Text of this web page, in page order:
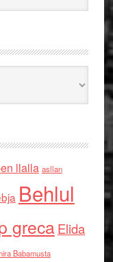
llalla asllan
Behlul
grecaElida
Babamusta